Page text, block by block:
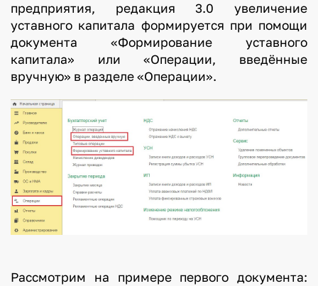
предприятия, редакция 3.0 увеличение
уставного капитала формируется при помощи
документа «Формирование уставного
капитала» или «Операции, введённые
вручную» в разделе «Операции».
Рассмотрим на примере первого документа: